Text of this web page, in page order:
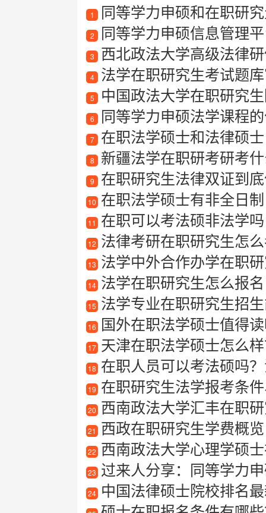
1 同等学力申硕和在职研
2 同等学力申硕信息管理
3 西北政法大学高级法律
4 法学在职研究生考试题
5 中国政法大学在职研究
6 同等学力申硕法学课程
7 在职法学硕士和法律硕士
8 新疆法学在职研考研考
9 在职研究生法律双证到底值不
10 在职法学硕士有非全日制
11 在职可以考法硕非法学吗
12 法律考研在职研究生怎
13 法学中外合作办学在职
14 法学在职研究生怎么报名
15 法学专业在职研究生招
16 国外在职法学硕士值得
17 天津在职法学硕士怎么
18 在职人员可以考法硕吗
19 在职研究生法学报考条
20 西南政法大学汇丰在职
21 西政在职研究生学费概览
22 西南政法大学心理学硕
23 过来人分享：同等学力申硕培
24 中国法律硕士院校排名